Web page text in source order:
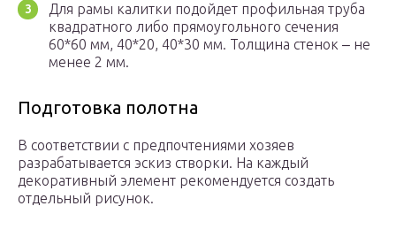
Для рамы калитки подойдет профильная труба
квадратного либо прямоугольного сечения
60*60 мм, 40*20, 40*30 мм. Толщина стенок ‒ не
менее 2 мм.
Подготовка полотна
В соответствии с предпочтениями хозяев
разрабатывается эскиз створки. На каждый
декоративный элемент рекомендуется создать
отдельный рисунок.